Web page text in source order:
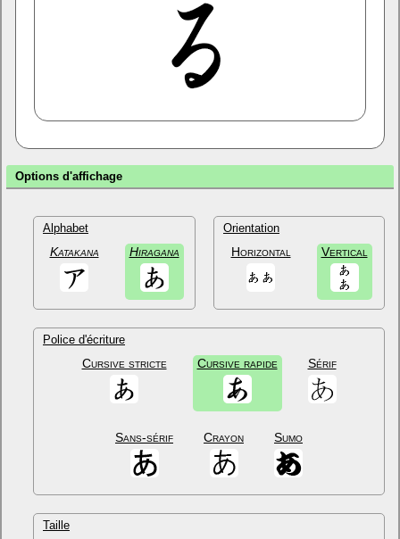
Options d'affichage
Alphabet
Katakana Hiragana
Orientation
Horizontal Vertical
Police d'écriture
Cursive stricte Cursive rapide Sérif
Sans-sérif Crayon Sumo
Taille